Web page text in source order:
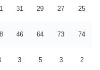
31 29 27 25
46 64 73 74
3 5 3 2